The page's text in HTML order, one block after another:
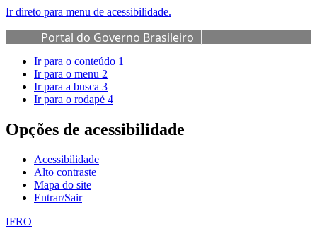
Ir direto para menu de acessibilidade.
Portal do Governo Brasileiro
Ir para o conteúdo 1
Ir para o menu 2
Ir para a busca 3
Ir para o rodapé 4
Opções de acessibilidade
Acessibilidade
Alto contraste
Mapa do site
Entrar/Sair
IFRO